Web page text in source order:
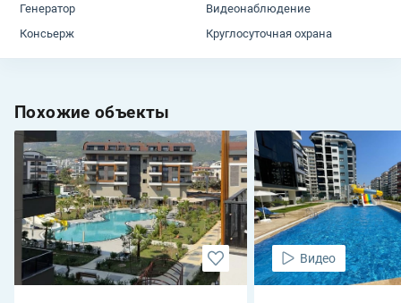
Генератор
Видеонаблюдение
Консьерж
Круглосуточная охрана
Похожие объекты
Видео